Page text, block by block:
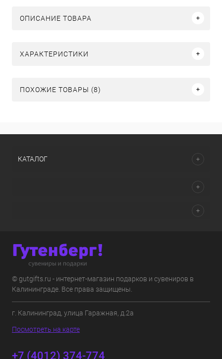
ОПИСАНИЕ ТОВАРА
ХАРАКТЕРИСТИКИ
ПОХОЖИЕ ТОВАРЫ (8)
КАТАЛОГ
© gutgifts.ru - интернет-магазин подарков и сувениров в
Калининграде. Все права защищены.
г. Калининград, улица Гаражная, д.2а
Посмотреть на карте
+7 (4012) 374-774